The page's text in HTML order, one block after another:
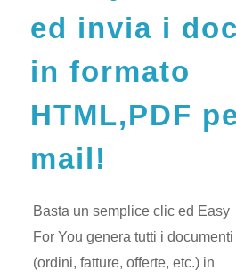
ed invia i
in formato
HTML,PDF
mail!
Basta un semplice clic ed Easy
For You genera tutti i documenti
(ordini, fatture, offerte, etc.) in